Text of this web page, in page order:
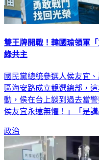
雙王牌開戰！韓國瑜領軍
綠共主
國民黨總統參選人侯友宜
區海安路成立競選總部，
動，侯在台上談到過去當
侯友宜永遠無懼！」「是
政治